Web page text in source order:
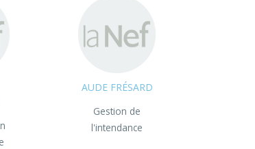
AUDE FRÉSARD
Gestion de
l'intendance